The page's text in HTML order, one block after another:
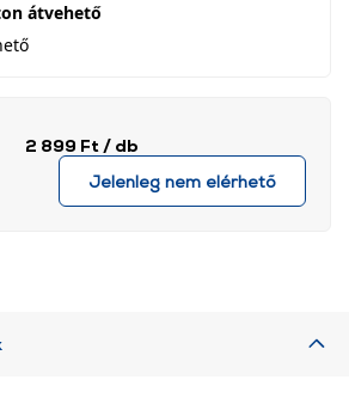
átvehető
2 899 Ft / db
Jelenleg nem elérhető